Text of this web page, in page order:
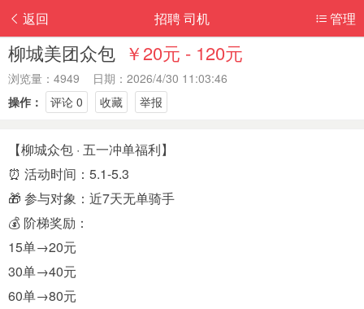
返回 管理
招聘 司机
柳城美团众包 ￥20元 - 120元
浏览量：4949 日期：2026/4/30 11:03:46
操作：
评论 0 收藏 举报
【柳城众包 · 五一冲单福利】
⏰ 活动时间：5.1-5.3
🎁 参与对象：近7天无单骑手
💰 阶梯奖励：
15单→20元
30单→40元
60单→80元